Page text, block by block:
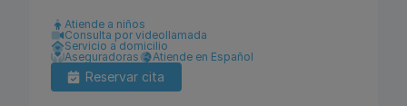
Atiende a niños
Consulta por videollamada
Servicio a domicilio
Aseguradoras
Atiende en Español
Reservar cita